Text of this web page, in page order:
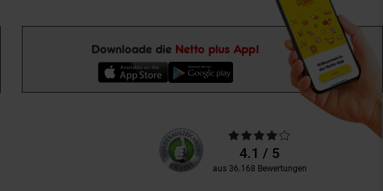
Downloade die Netto plus App!
Unsere
Kundenbewertungen
Durchschnittliche
Bewertungen4.1 / 5
aus 36.168 Bewertungen